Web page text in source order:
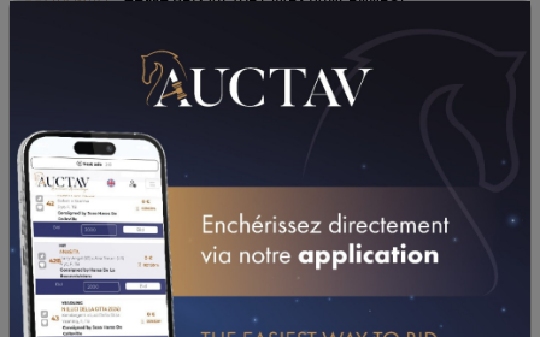
PRIX DE RENNES (VINCENNES)
7ÈMEPRIX DE MILLAU (ENGHIEN)
2ÈMEPRIX ERIGONE (VINCENNES)
04/03/10 3ÈME
27/02/10 DAPRIX DE NOIRMOUTIER (ENGHIEN)
02/02/10 DA PRIX DE LAVAL (VINCENNES)
03/01/10 DA PRIX DE BEAUMONT-DE-LOMAGNE (VINCENNES)
CONSULTER SA FICHE SUR LETROT.COM